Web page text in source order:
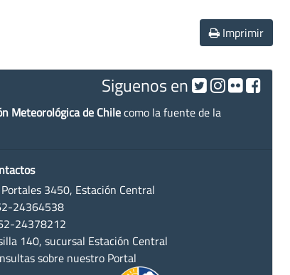
Imprimir
Siguenos en
Meteorológica de Chilecomo la fuente de la
3450, Estación Central
24364538
24378212
140, sucursal Estación Central
sobre nuestro Portal